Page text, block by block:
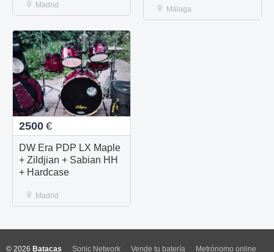
Madrid Málaga
2500 €
DW Era PDP LX Maple
+ Zildjian + Sabian HH
+ Hardcase
Madrid
© 2026 Batacas Sonic Network Vende tu batería Metrónomo online